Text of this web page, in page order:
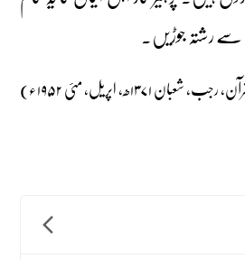
رشتہ جوڑیں۔
۱۳۷۱ھ، اپریل، مئی ۱۹۵۲ء)